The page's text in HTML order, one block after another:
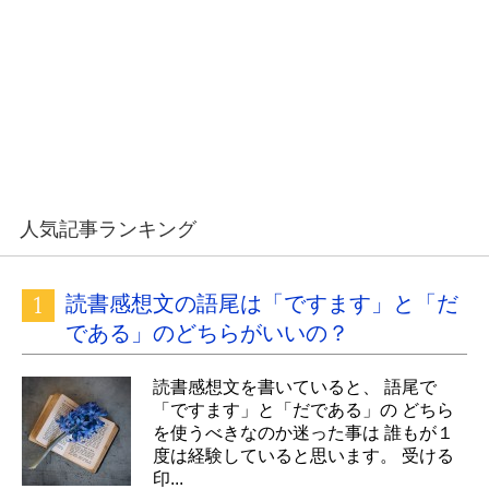
人気記事ランキング
読書感想文の語尾は「ですます」と「だ
である」のどちらがいいの？
読書感想文を書いていると、 語尾で
「ですます」と「だである」の どちら
を使うべきなのか迷った事は 誰もが１
度は経験していると思います。 受ける
印...